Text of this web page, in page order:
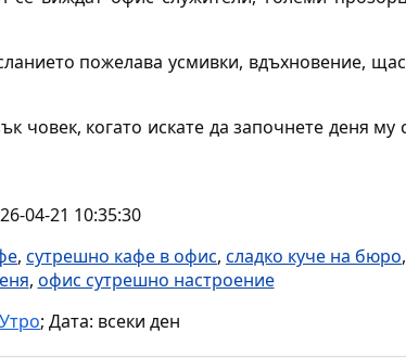
пожелава усмивки, вдъхновение,
човек, когато искате да започнете деня му
04-21 10:35:30
, сутрешно кафе в офис, сладко куче на бюро,
, офис сутрешно настроение
; Дата: всеки ден